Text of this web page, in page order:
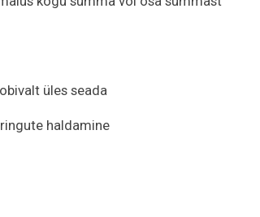
üles seada
haldamine